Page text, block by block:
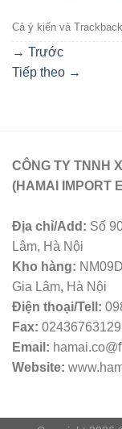
Cả ý kiến ​​và
→ Trước
Tiếp theo →
CÔNG TY TNNH
(HAMAI IMPORT
Địa chỉ/Add: Số
Lâm, Hà Nội
Kho hàng:
Gia Lâm, Hà Nội
Điện thoại/Tell:
Fax: 02436763129
Email:
Website: